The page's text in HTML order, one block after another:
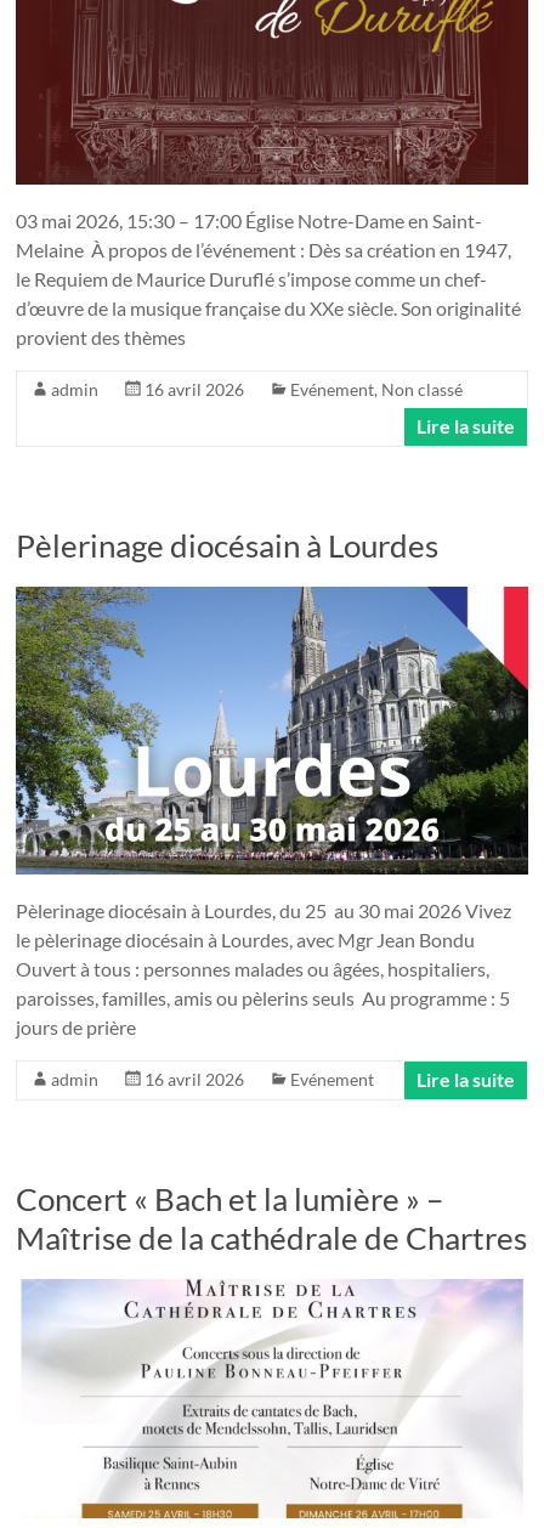
03 mai 2026, 15:30 – 17:00 Église Notre-Dame en Saint-
Melaine À propos de l’événement : Dès sa création en 1947,
le Requiem de Maurice Duruflé s’impose comme un chef-
d’œuvre de la musique française du XXe siècle. Son originalité
provient des thèmes
admin 16 avril 2026 Evénement, Non classé
Lire la suite
Pèlerinage diocésain à Lourdes
Pèlerinage diocésain à Lourdes, du 25 au 30 mai 2026 Vivez
le pèlerinage diocésain à Lourdes, avec Mgr Jean Bondu
Ouvert à tous : personnes malades ou âgées, hospitaliers,
paroisses, familles, amis ou pèlerins seuls Au programme : 5
jours de prière
admin 16 avril 2026 Evénement Lire la suite
Concert « Bach et la lumière » –
Maîtrise de la cathédrale de Chartres